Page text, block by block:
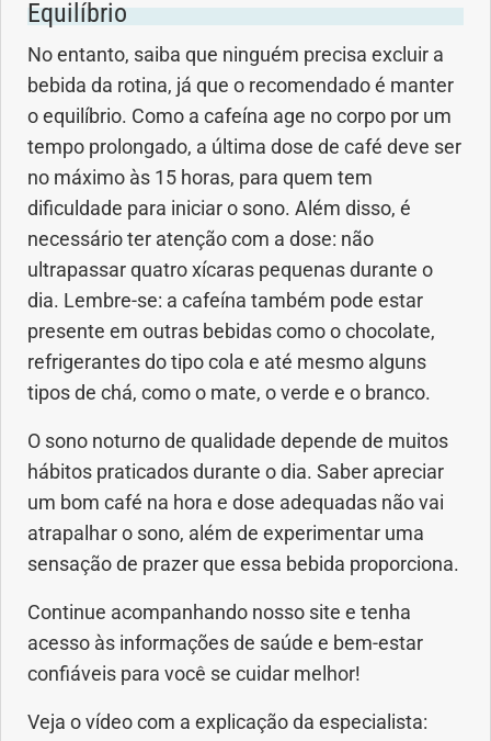
Problemas Hormonais
Problemas Neurológicos
Saúde da criança e adolescente
Saúde do coração
Saúde do homem
Saúde do nariz
Saúde dos Dentes
Saúde dos olhos
Saúde dos ouvidos
Saúde dos rins
Equilíbrio
No entanto, saiba que ninguém precisa excluir a
bebida da rotina, já que o recomendado é manter
o equilíbrio. Como a cafeína age no corpo por um
tempo prolongado, a última dose de café deve ser
no máximo às 15 horas, para quem tem
dificuldade para iniciar o sono. Além disso, é
necessário ter atenção com a dose: não
ultrapassar quatro xícaras pequenas durante o
dia. Lembre-se: a cafeína também pode estar
presente em outras bebidas como o chocolate,
refrigerantes do tipo cola e até mesmo alguns
tipos de chá, como o mate, o verde e o branco.
O sono noturno de qualidade depende de muitos
hábitos praticados durante o dia. Saber apreciar
um bom café na hora e dose adequadas não vai
atrapalhar o sono, além de experimentar uma
sensação de prazer que essa bebida proporciona.
Continue acompanhando nosso site e tenha
acesso às informações de saúde e bem-estar
confiáveis para você se cuidar melhor!
Veja o vídeo com a explicação da especialista: